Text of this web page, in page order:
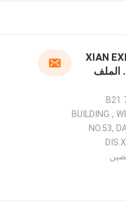
XIAN
EXPORT CO.,LTD. الملف
B21
BUILDING ,
NO.53,